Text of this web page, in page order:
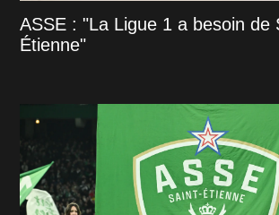
ASSE : "La Ligue 1 a besoin de
Étienne"